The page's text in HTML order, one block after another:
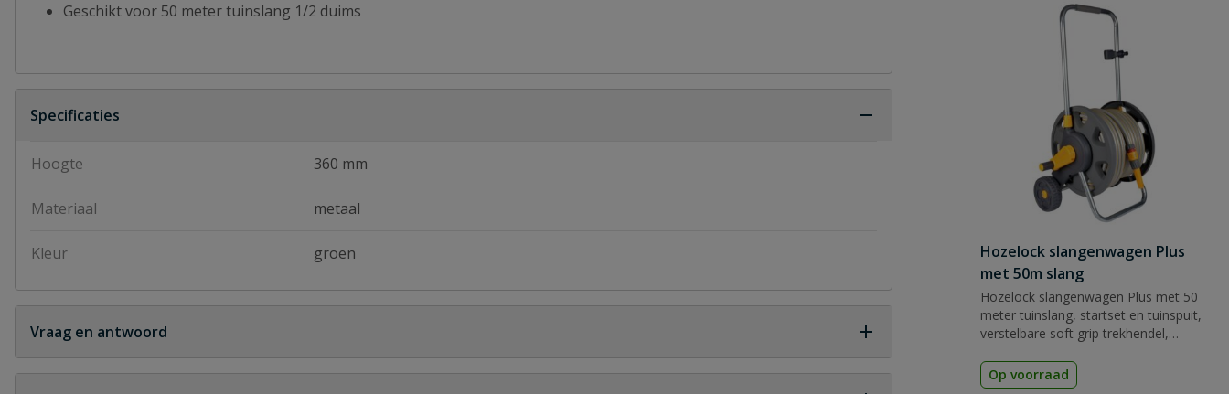
Geschikt voor 50 meter tuinslang 1/2 duims
Specificaties
Hoogte 360 mm
Materiaal metaal
Kleur groen
Vraag en antwoord
Geen vragen
Hozelock slangenwagen Plus
met 50m slang
Hozelock slangenwagen Plus met 50
meter tuinslang, startset en tuinspuit,
verstelbare soft grip trekhendel,
uitvoering en laag zwaartepunt voor
stabiliteit.
Op voorraad